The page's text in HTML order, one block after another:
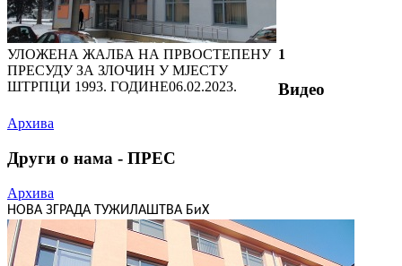
УЛОЖЕНА ЖАЛБА НА ПРВОСТЕПЕНУ
ПРЕСУДУ ЗА ЗЛОЧИН У МЈЕСТУ
ШТРПЦИ 1993. ГОДИНЕ06.02.2023.
1
Видео
Архива
Други о нама - ПРЕС
Архива
НОВА ЗГРАДА ТУЖИЛАШТВА БиХ